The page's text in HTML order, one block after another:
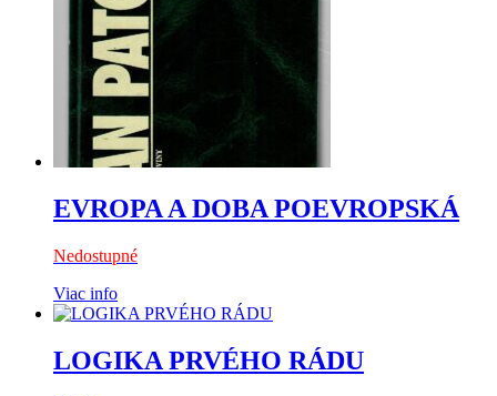
EVROPA A DOBA POEVROPSKÁ
Nedostupné
Viac info
LOGIKA PRVÉHO RÁDU